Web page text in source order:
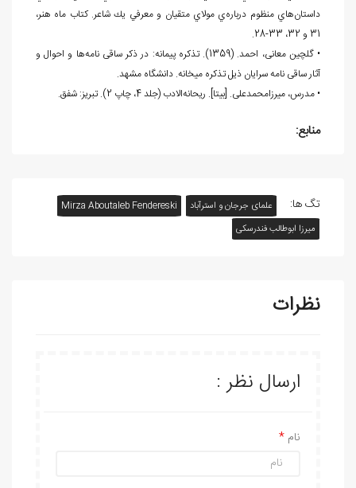
داستان‌هاي منظوم درباره‌ي مولاي متقيان و معرفي يك شاعر. كتاب ماه هنر،
31 و 32، 33-28.
• گلچین معانی، احمد. (1359). تذکره پیمانه: در ذکر ساقی نامه‌ها و احوال و
آثار ساقی نامه سرایان ذیل تذکره میخانه. دانشگاه مشهد.
• مدرس، میرزامحمدعلی. [بی‏تا]. ریحانه‌الادب (جلد 4، چاپ 2). تبریز: شفق.
منابع:
تگ ها: علمای جرجان و استرآباد
Mirza Aboutaleb Fendereski
میرزا ابوطالب فندرسکی
نظرات
ارسال نظر :
نام